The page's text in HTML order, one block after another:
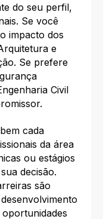
do seu perfil,
Se você
impacto dos
e
Se prefere
Civil
cada
da área
ou estágios
decisão.
são